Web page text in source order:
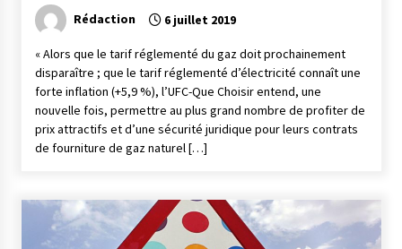
Rédaction 6 juillet 2019
« Alors que le tarif réglementé du gaz doit prochainement
disparaître ; que le tarif réglementé d’électricité connaît une
forte inflation (+5,9 %), l’UFC-Que Choisir entend, une
nouvelle fois, permettre au plus grand nombre de profiter de
prix attractifs et d’une sécurité juridique pour leurs contrats
de fourniture de gaz naturel […]